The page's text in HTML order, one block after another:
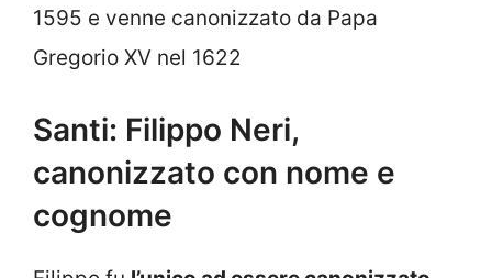
1595 e venne canonizzato da Papa
Gregorio XV nel 1622
Santi: Filippo Neri,
canonizzato con nome e
cognome